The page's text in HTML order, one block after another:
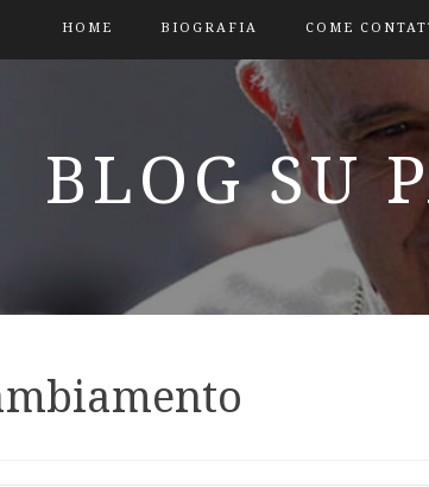
HOME BIOGRAFIA COME
BLOG SU